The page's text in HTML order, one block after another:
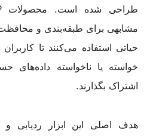
مشابهی برای طبقه‌بندی و
حیاتی استفاده می‌کنند تا کاربران
خواسته یا ناخواسته داده‌های
اشتراک بگذارند.
هدف اصلی این ابزار ردیابی و